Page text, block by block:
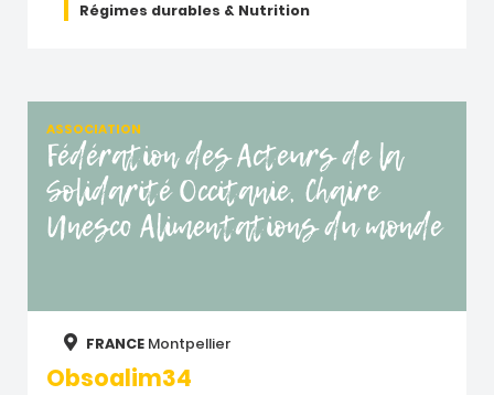
Régimes durables & Nutrition
ASSOCIATION
Fédération des Acteurs de la
Solidarité Occitanie, Chaire
Unesco Alimentations du monde
FRANCE Montpellier
Obsoalim34